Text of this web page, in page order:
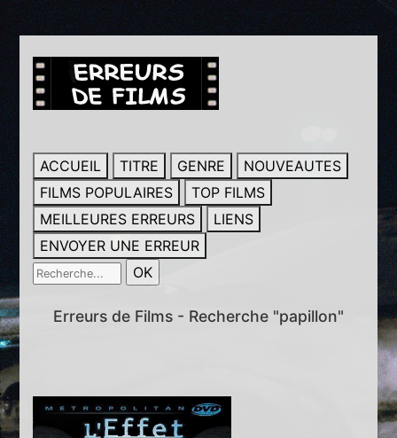
ACCUEIL TITRE GENRE
NOUVEAUTES
FILMS POPULAIRES
TOP FILMS
MEILLEURES ERREURS
LIENS
ENVOYER UNE ERREUR
Erreurs de Films - Recherche "papillon"